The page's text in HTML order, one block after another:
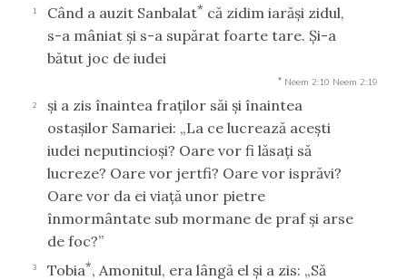
1 Când a auzit Sanbalat* că zidim iarăşi zidul,
s-a mâniat şi s-a supărat foarte tare. Şi-a
bătut joc de iudei
* Neem 2:10 Neem 2:19
2
şi a zis înaintea fraţilor săi şi înaintea
ostaşilor Samariei: „La ce lucrează aceşti
iudei neputincioşi? Oare vor fi lăsaţi să
lucreze? Oare vor jertfi? Oare vor isprăvi?
Oare vor da ei viaţă unor pietre
înmormântate sub mormane de praf şi arse
de foc?”
3 Tobia*, Amonitul, era lângă el şi a zis: „Să